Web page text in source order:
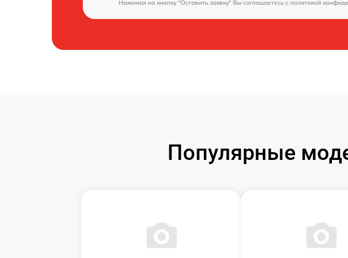
Нажимая на кнопку "Оставить заявку" Вы соглашаетесь c политикой
Популярные